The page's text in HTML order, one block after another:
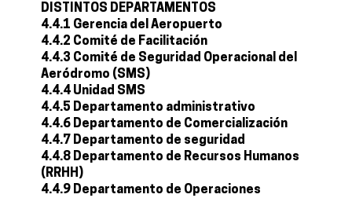
DISTINTOS DEPARTAMENTOS
4.4.1 Gerencia del Aeropuerto
4.4.2 Comité de Facilitación
4.4.3 Comité de Seguridad Operacional del
Aeródromo (SMS)
4.4.4 Unidad SMS
4.4.5 Departamento administrativo
4.4.6 Departamento de Comercialización
4.4.7 Departamento de seguridad
4.4.8 Departamento de Recursos Humanos
(RRHH)
4.4.9 Departamento de Operaciones